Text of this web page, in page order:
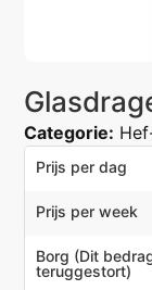
Categorie:
Prijs per dag
Prijs per week
Borg (Dit
teruggestort)